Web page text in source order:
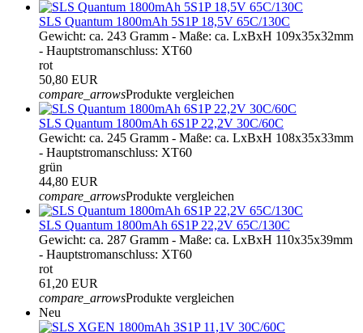
SLS Quantum 1800mAh 5S1P 18,5V 65C/130C
Gewicht: ca. 243 Gramm - Maße: ca. LxBxH 109x35x32mm
- Hauptstromanschluss: XT60
rot
50,80 EUR
compare_arrowsProdukte vergleichen
SLS Quantum 1800mAh 6S1P 22,2V 30C/60C
Gewicht: ca. 245 Gramm - Maße: ca. LxBxH 108x35x33mm
- Hauptstromanschluss: XT60
grün
44,80 EUR
compare_arrowsProdukte vergleichen
SLS Quantum 1800mAh 6S1P 22,2V 65C/130C
Gewicht: ca. 287 Gramm - Maße: ca. LxBxH 110x35x39mm
- Hauptstromanschluss: XT60
rot
61,20 EUR
compare_arrowsProdukte vergleichen
Neu